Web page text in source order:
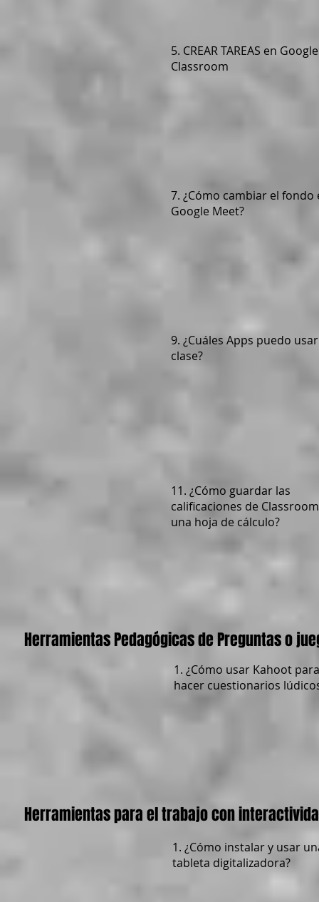
5. CREAR TAREAS en Google
Classroom
7. ¿Cómo cambiar el fondo
Google Meet?
9. ¿Cuáles Apps puedo
clase?
11. ¿Cómo guardar las
calificaciones de
una hoja de cálculo?
Herramientas Pedagógicas de Preguntas o
1. ¿Cómo usar Kahoot para
hacer cuestionarios
Herramientas para el trabajo con
1. ¿Cómo instalar y usar
tableta digitalizadora?